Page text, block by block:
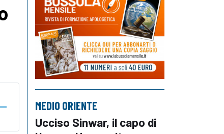
MEDIO ORIENTE
Ucciso Sinwar, il capo di